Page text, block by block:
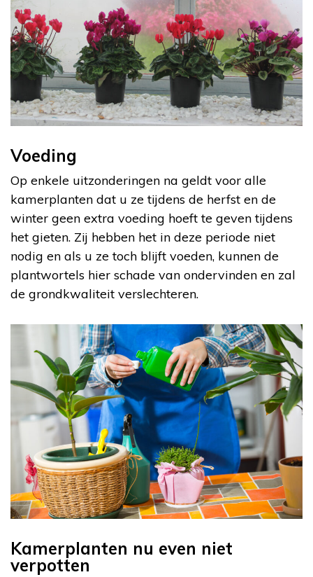
Voeding
Op enkele uitzonderingen na geldt voor alle
kamerplanten dat u ze tijdens de herfst en de
winter geen extra voeding hoeft te geven tijdens
het gieten. Zij hebben het in deze periode niet
nodig en als u ze toch blijft voeden, kunnen de
plantwortels hier schade van ondervinden en zal
de grondkwaliteit verslechteren.
Kamerplanten nu even niet
verpotten